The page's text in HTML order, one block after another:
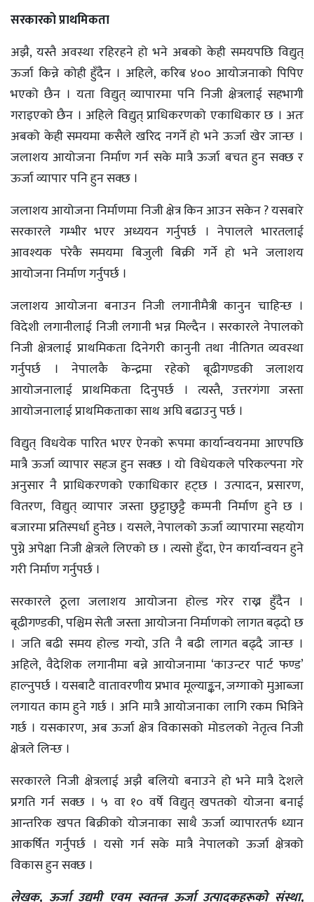
सरकारको प्राथमिकता
अझै, यस्तै अवस्था रहिरहने हो भने अबको केही समयपछि विद्युत्
ऊर्जा किन्ने कोही हुँदैन । अहिले, करिब ४०० आयोजनाको पिपिए
भएको छैन । यता विद्युत् व्यापारमा पनि निजी क्षेत्रलाई सहभागी
गराइएको छैन । अहिले विद्युत् प्राधिकरणको एकाधिकार छ । अतः
अबको केही समयमा कसैले खरिद नगर्ने हो भने ऊर्जा खेर जान्छ ।
जलाशय आयोजना निर्माण गर्न सके मात्रै ऊर्जा बचत हुन सक्छ र
ऊर्जा व्यापार पनि हुन सक्छ ।
जलाशय आयोजना निर्माणमा निजी क्षेत्र किन आउन सकेन ? यसबारे
सरकारले गम्भीर भएर अध्ययन गर्नुपर्छ । नेपालले भारतलाई
आवश्यक परेकै समयमा बिजुली बिक्री गर्ने हो भने जलाशय
आयोजना निर्माण गर्नुपर्छ ।
जलाशय आयोजना बनाउन निजी लगानीमैत्री कानुन चाहिन्छ ।
विदेशी लगानीलाई निजी लगानी भन्न मिल्दैन । सरकारले नेपालको
निजी क्षेत्रलाई प्राथमिकता दिनेगरी कानुनी तथा नीतिगत व्यवस्था
गर्नुपर्छ । नेपालकै केन्द्रमा रहेको बूढीगण्डकी जलाशय
आयोजनालाई प्राथमिकता दिनुपर्छ । त्यस्तै, उत्तरगंगा जस्ता
आयोजनालाई प्राथमिकताका साथ अघि बढाउनु पर्छ ।
विद्युत् विधयेक पारित भएर ऐनको रूपमा कार्यान्वयनमा आएपछि
मात्रै ऊर्जा व्यापार सहज हुन सक्छ । यो विधेयकले परिकल्पना गरे
अनुसार नै प्राधिकरणको एकाधिकार हट्छ । उत्पादन, प्रसारण,
वितरण, विद्युत् व्यापार जस्ता छुट्टाछुट्टै कम्पनी निर्माण हुने छ ।
बजारमा प्रतिस्पर्धा हुनेछ । यसले, नेपालको ऊर्जा व्यापारमा सहयोग
पुग्ने अपेक्षा निजी क्षेत्रले लिएको छ । त्यसो हुँदा, ऐन कार्यान्वयन हुने
गरी निर्माण गर्नुपर्छ ।
सरकारले ठूला जलाशय आयोजना होल्ड गरेर राख्न हुँदैन ।
बूढीगण्डकी, पश्चिम सेती जस्ता आयोजना निर्माणको लागत बढ्दो छ
। जति बढी समय होल्ड गर्‍यो, उति नै बढी लागत बढ्दै जान्छ ।
अहिले, वैदेशिक लगानीमा बन्ने आयोजनामा ‘काउन्टर पार्ट फण्ड’
हाल्नुपर्छ । यसबाटै वातावरणीय प्रभाव मूल्याङ्कन, जग्गाको मुआब्जा
लगायत काम हुने गर्छ । अनि मात्रै आयोजनाका लागि रकम भित्रिने
गर्छ । यसकारण, अब ऊर्जा क्षेत्र विकासको मोडलको नेतृत्व निजी
क्षेत्रले लिन्छ ।
सरकारले निजी क्षेत्रलाई अझै बलियो बनाउने हो भने मात्रै देशले
प्रगति गर्न सक्छ । ५ वा १० वर्षे विद्युत् खपतको योजना बनाई
आन्तरिक खपत बिक्रीको योजनाका साथै ऊर्जा व्यापारतर्फ ध्यान
आकर्षित गर्नुपर्छ । यसो गर्न सके मात्रै नेपालको ऊर्जा क्षेत्रको
विकास हुन सक्छ ।